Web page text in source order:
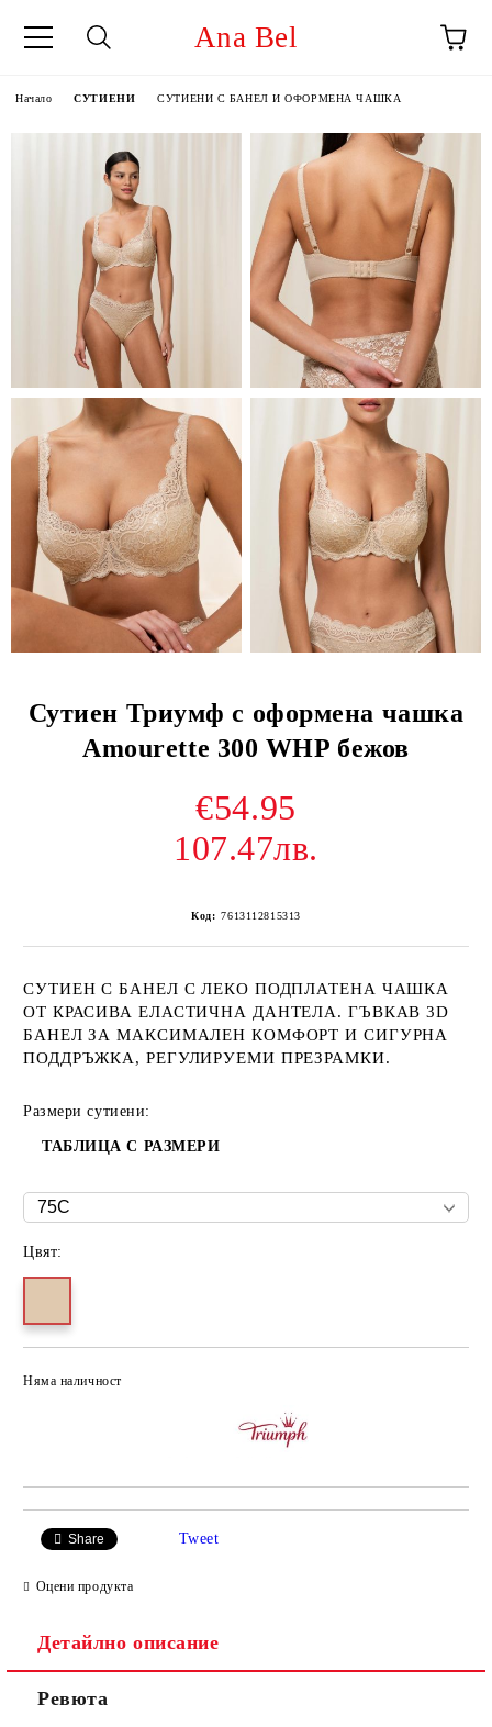
Ana Bel
Начало СУТИЕНИ СУТИЕНИ С БАНЕЛ И ОФОРМЕНА ЧАШКА
Сутиен Триумф с оформена чашка
Amourette 300 WHP бежов
€54.95
107.47лв.
Код: 7613112815313
СУТИЕН С БАНЕЛ С ЛЕКО ПОДПЛАТЕНА ЧАШКА
ОТ КРАСИВА ЕЛАСТИЧНА ДАНТЕЛА. ГЪВКАВ 3D
БАНЕЛ ЗА МАКСИМАЛЕН КОМФОРТ И СИГУРНА
ПОДДРЪЖКА, РЕГУЛИРУЕМИ ПРЕЗРАМКИ.
Размери сутиени:
ТАБЛИЦА С РАЗМЕРИ
Цвят:
Няма наличност
Share Tweet
Оцени продукта
Детайлно описание
Ревюта